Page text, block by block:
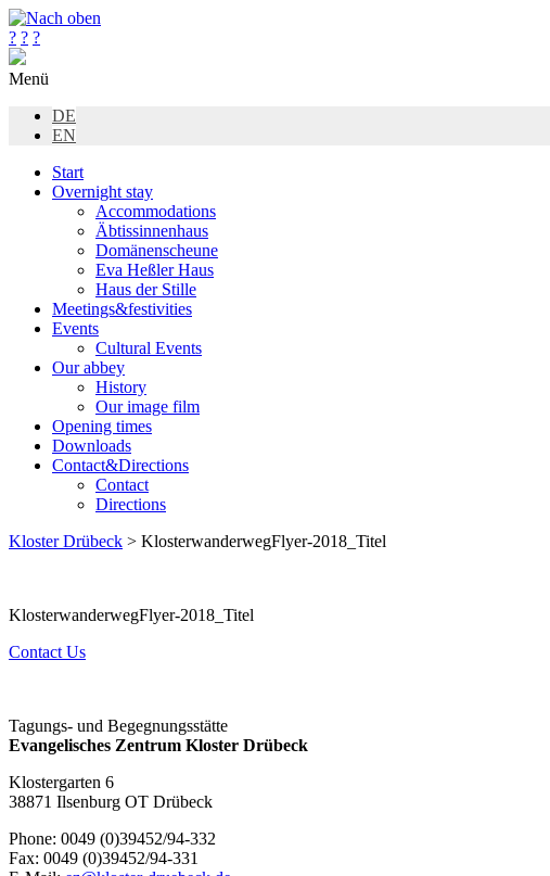
? ? ?
Menü
DE
EN
Start
Overnight stay
Accommodations
Äbtissinnenhaus
Domänenscheune
Eva Heßler Haus
Haus der Stille
Meetings&festivities
Events
Cultural Events
Our abbey
History
Our image film
Opening times
Downloads
Contact&Directions
Contact
Directions
Kloster Drübeck > KlosterwanderwegFlyer-2018_Titel
KlosterwanderwegFlyer-2018_Titel
Contact Us
Tagungs- und Begegnungsstätte
Evangelisches Zentrum Kloster Drübeck
Klostergarten 6
38871 Ilsenburg OT Drübeck
Phone: 0049 (0)39452/94-332
Fax: 0049 (0)39452/94-331